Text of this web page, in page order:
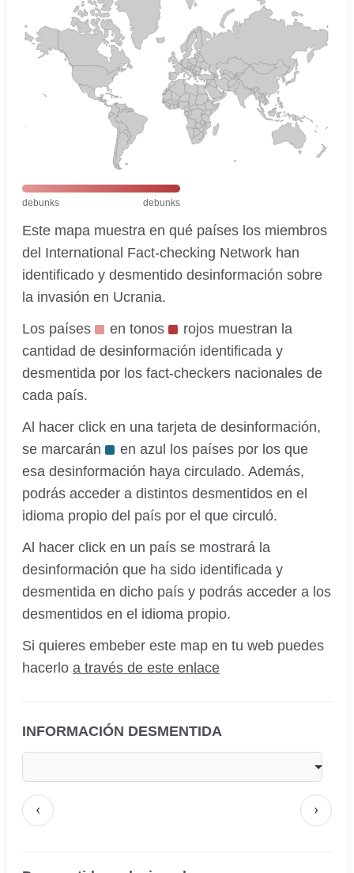
debunks debunks
Este mapa muestra en qué países los miembros
del International Fact-checking Network han
identificado y desmentido desinformación sobre
la invasión en Ucrania.
Los países
en tonos
rojos muestran la
cantidad de desinformación identificada y
desmentida por los fact-checkers nacionales de
cada país.
Al hacer click en una tarjeta de desinformación,
se marcarán
en azul los países por los que
esa desinformación haya circulado. Además,
podrás acceder a distintos desmentidos en el
idioma propio del país por el que circuló.
Al hacer click en un país se mostrará la
desinformación que ha sido identificada y
desmentida en dicho país y podrás acceder a los
desmentidos en el idioma propio.
Si quieres embeber este map en tu web puedes
hacerlo a través de este enlace
INFORMACIÓN DESMENTIDA
‹ ›